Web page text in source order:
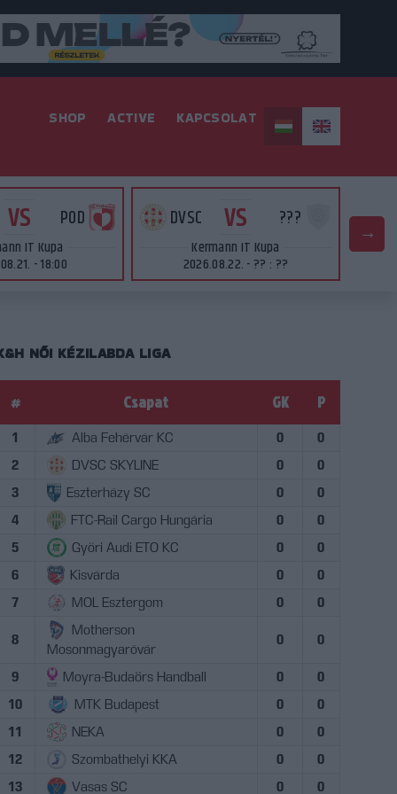
SHOP ACTIVE KAPCSOLAT
VS POD
IT Kupa
- 18:00
DVSC VS ???
Kermann IT Kupa
2026.08.22. - ?? : ??
NŐI KÉZILABDA LIGA
# Csapat GK P
1 Alba Fehérvár KC 0
0
2
DVSC SKYLINE 0
0
3
Eszterházy SC 0
0
4
FTC-Rail Cargo Hungária 0
0
5
Győri Audi ETO KC 0
0
6
Kisvárda 0
0
7
MOL Esztergom 0 0
8
Motherson
Mosonmagyaróvár
0 0
9 Moyra-Budaörs Handball 0
0
10
MTK Budapest 0
0
11
NEKA 0
0
12
Szombathelyi KKA 0
0
13
Vasas SC 0
0